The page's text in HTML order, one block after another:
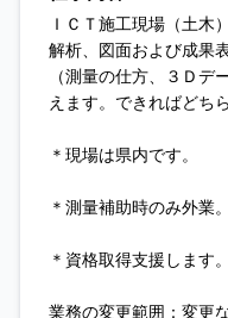
ＩＣＴ施工現場（土木
解析、図面および成果
（測量の仕方、３Ｄ
えます。できればどち
＊現場は県内です。
＊測量補助時のみ外業
＊資格取得支援します。
業務の変更範囲：変更